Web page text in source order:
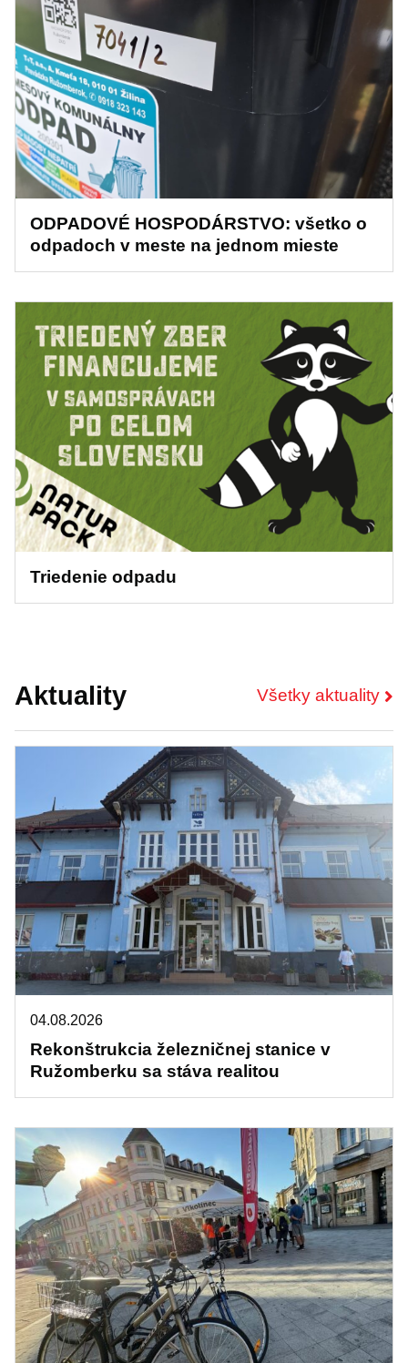
ODPADOVÉ HOSPODÁRSTVO: všetko o
odpadoch v meste na jednom mieste
Triedenie odpadu
Aktuality Všetky aktuality
Rekonštrukcia železničnej stanice v
Ružomberku sa stáva realitou
04.08.2026